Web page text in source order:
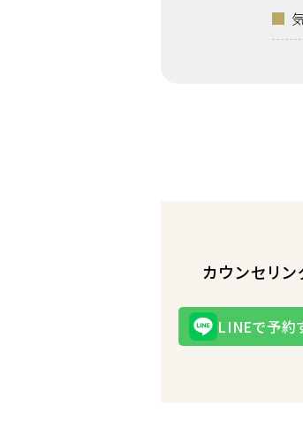
カウンセリ
LINEで予約